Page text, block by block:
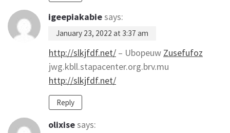
igeepiakabiesays:
January 23, 2022 at 3:37 am
http://slkjfdf.net/ – Ubopeuw Zusefufoz
jwg.kbll.stapacenter.org.brv.mu
http://slkjfdf.net/
Reply
olixisesays: